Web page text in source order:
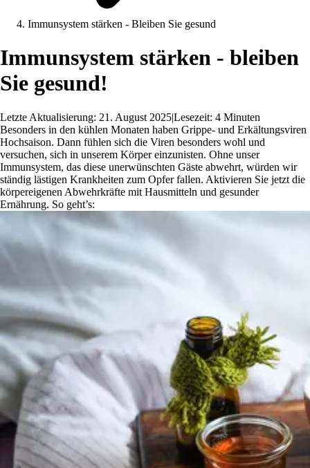
Immunsystem stärken - Bleiben Sie gesund
Immunsystem stärken - bleiben
Sie gesund!
Letzte Aktualisierung: 21. August 2025|Lesezeit: 4 Minuten
Besonders in den kühlen Monaten haben Grippe- und Erkältungsviren
Hochsaison. Dann fühlen sich die Viren besonders wohl und
versuchen, sich in unserem Körper einzunisten. Ohne unser
Immunsystem, das diese unerwünschten Gäste abwehrt, würden wir
ständig lästigen Krankheiten zum Opfer fallen. Aktivieren Sie jetzt die
körpereigenen Abwehrkräfte mit Hausmitteln und gesunder
Ernährung. So geht’s: